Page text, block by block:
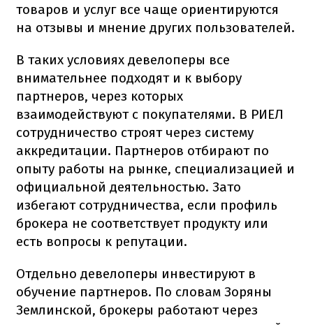
товаров и услуг все чаще ориентируются
на отзывы и мнение других пользователей.
В таких условиях девелоперы все
внимательнее подходят и к выбору
партнеров, через которых
взаимодействуют с покупателями. В РИЕЛ
сотрудничество строят через систему
аккредитации. Партнеров отбирают по
опыту работы на рынке, специализацией и
официальной деятельностью. Зато
избегают сотрудничества, если профиль
брокера не соответствует продукту или
есть вопросы к репутации.
Отдельно девелоперы инвестируют в
обучение партнеров. По словам Зоряны
Землинской, брокеры работают через